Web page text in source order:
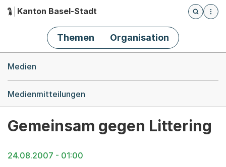
Hauptnavigation
Kanton Basel-Stadt
Öffnet
Themen Organisation
Medien
Medienmitteilungen
Gemeinsam gegen Littering
24.08.2007 - 01:00